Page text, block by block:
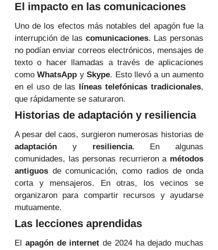
El impacto en las comunicaciones
Uno de los efectos más notables del apagón fue la
interrupción de las comunicaciones. Las personas
no podían enviar correos electrónicos, mensajes de
texto o hacer llamadas a través de aplicaciones
comoWhatsApp ySkype. Esto llevó a un aumento
en el uso de las
líneas telefónicas tradicionales,
que rápidamente se saturaron.
Historias de adaptación y resiliencia
A pesar del caos, surgieron numerosas historias de
adaptación y resiliencia. En algunas
comunidades, las personas recurrieron a métodos
antiguos de comunicación, como radios de onda
corta y mensajeros. En otras, los vecinos se
organizaron para compartir recursos y ayudarse
mutuamente.
Las lecciones aprendidas
El apagón de internet de 2024 ha dejado muchas